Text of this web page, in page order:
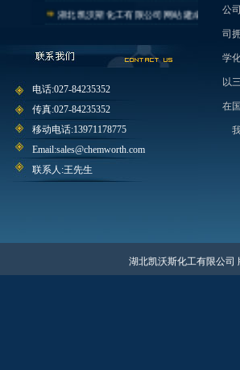
湖北凯沃斯化工有限公司网站建成!
电话:027-84235352
传真:027-84235352
移动电话:13971178775
Email:sales@chemworth.com
联系人:王先生
公
司
学
以
在
我
湖北凯沃斯化工有限公司